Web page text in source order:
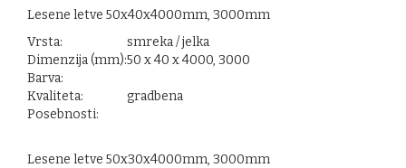
Lesene letve 50x40x4000mm, 3000mm
Vrsta:
smreka / jelka
Dimenzija (mm):50 x 40 x 4000, 3000
Barva:
Kvaliteta:
gradbena
Posebnosti:
Lesene letve 50x30x4000mm, 3000mm